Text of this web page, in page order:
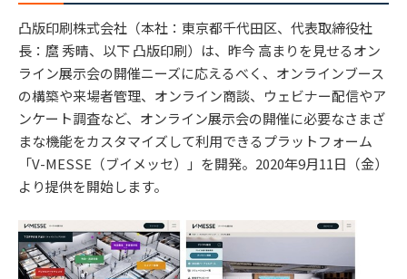
凸版印刷株式会社（本社：東京都千代田区、代表取締役社
長：麿 秀晴、以下 凸版印刷）は、昨今 高まりを見せるオン
ライン展示会の開催ニーズに応えるべく、オンラインブース
の構築や来場者管理、オンライン商談、ウェビナー配信やア
ンケート調査など、オンライン展示会の開催に必要なさまざ
まな機能をカスタマイズして利用できるプラットフォーム
「V-MESSE（ブイメッセ）」を開発。2020年9月11日（金）
より提供を開始します。